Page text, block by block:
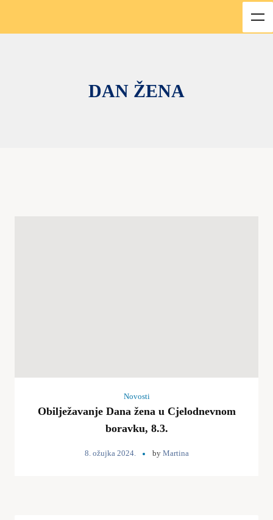
DAN ŽENA
Novosti
Obilježavanje Dana žena u Cjelodnevnom
boravku, 8.3.
8. ožujka 2024. by Martina